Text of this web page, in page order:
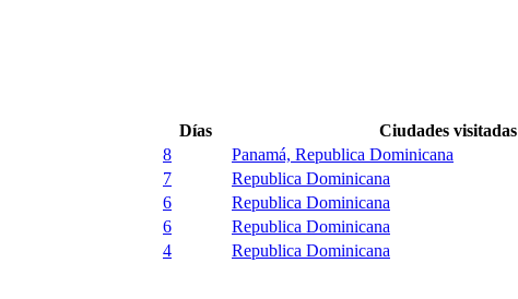
Días Ciudades visitadas
8 Panamá, Republica Dominicana
7 Republica Dominicana
6 Republica Dominicana
6 Republica Dominicana
4 Republica Dominicana